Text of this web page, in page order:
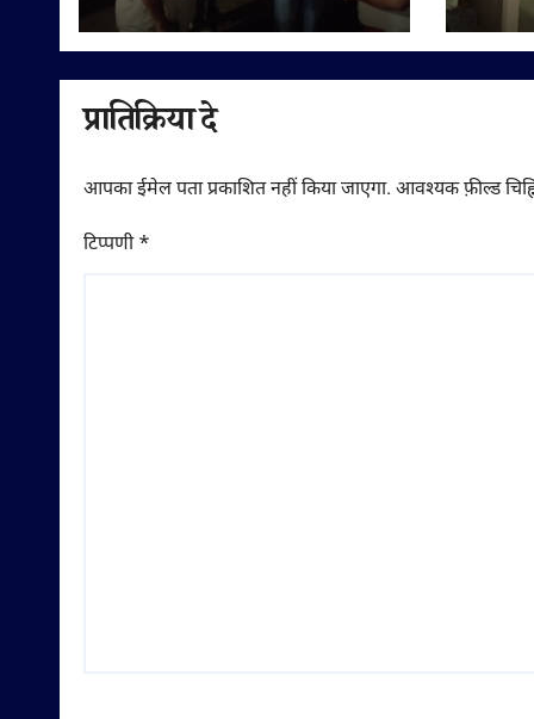
पुलिस बल तैनात की
प्रातिक्रिया दे
आपका ईमेल पता प्रकाशित नहीं किया जाएगा. आवश्यक फ़ील्ड
टिप्पणी*